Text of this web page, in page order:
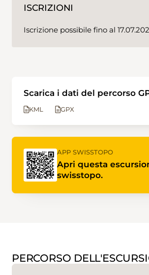
ISCRIZIONI
Iscrizione possibile fino al
Scarica i dati del percorso
KML GPX
APP SWISSTOPO
Apri questa
swisstopo.
PERCORSO